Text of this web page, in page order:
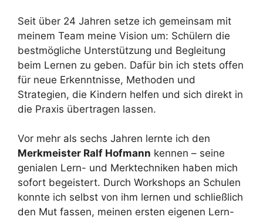
Seit über 24 Jahren setze ich gemeinsam mit
meinem Team meine Vision um: Schülern die
bestmögliche Unterstützung und Begleitung
beim Lernen zu geben. Dafür bin ich stets offen
für neue Erkenntnisse, Methoden und
Strategien, die Kindern helfen und sich direkt in
die Praxis übertragen lassen.
Vor mehr als sechs Jahren lernte ich den
Merkmeister Ralf Hofmann kennen – seine
genialen Lern- und Merktechniken haben mich
sofort begeistert. Durch Workshops an Schulen
konnte ich selbst von ihm lernen und schließlich
den Mut fassen, meinen ersten eigenen Lern-